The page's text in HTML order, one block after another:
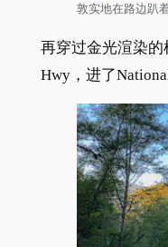
敦实地在路边趴
再穿过金光渲染的
Hwy，进了